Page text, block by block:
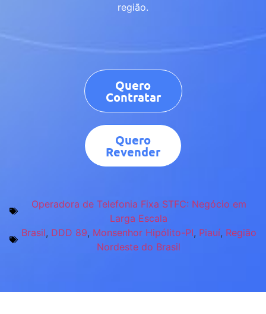
região.
Quero
Contratar
Quero
Revender
Operadora de Telefonia Fixa STFC: Negócio em
Larga Escala
Brasil, DDD 89, Monsenhor Hipólito-PI, Piauí, Região
Nordeste do Brasil